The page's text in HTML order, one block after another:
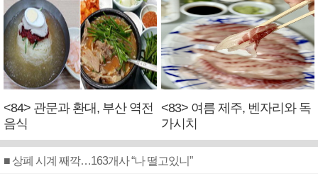
<84> 관문과 환대, 부산 역전
음식
<83> 여름 제주, 벤자리와 독
가시치
■ 상폐 시계 째깍…163개사 “나 떨고있니”